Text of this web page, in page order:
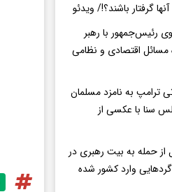
گرفتار باشند؟!/ ویدئو
رئیس‌جمهور با رهبر
مسائل اقتصادی و نظامی
ترامپ به نامزد مسلمان
سنا با عکسی از
از حمله به بیت رهبری در
وارد کشور شده